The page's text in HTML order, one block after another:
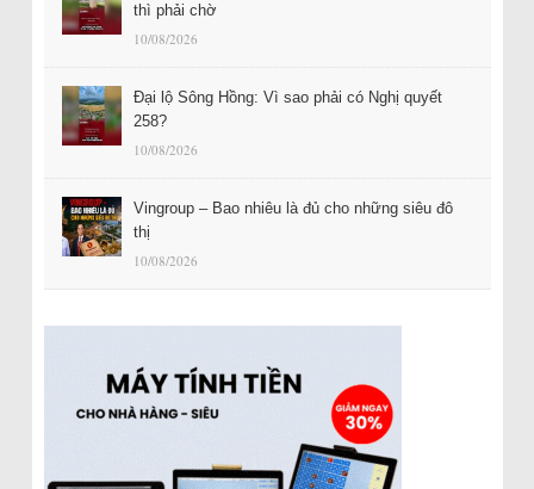
thì phải chờ
10/08/2026
Đại lộ Sông Hồng: Vì sao phải có Nghị quyết
258?
10/08/2026
Vingroup – Bao nhiêu là đủ cho những siêu đô
thị
10/08/2026